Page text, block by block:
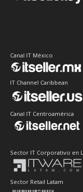
Canal IT México
IT Channel Caribbean
Canal IT Centroamérica
Sector IT Corporativo en
Sector Retail Latam